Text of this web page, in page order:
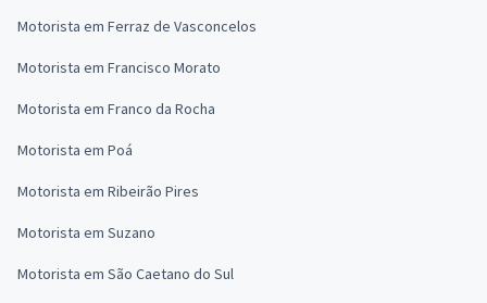
Motorista em Ferraz de Vasconcelos
Motorista em Francisco Morato
Motorista em Franco da Rocha
Motorista em Poá
Motorista em Ribeirão Pires
Motorista em Suzano
Motorista em São Caetano do Sul